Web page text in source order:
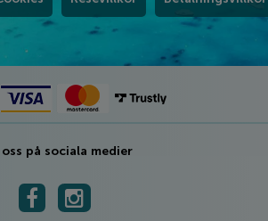
oss på sociala medier